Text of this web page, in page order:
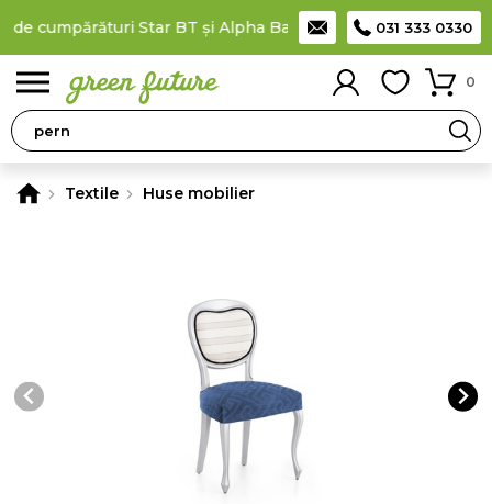
cumpărături Star BT și Alpha Bank Plătești în rateprin
031 333 0330
0
Textile Huse mobilier